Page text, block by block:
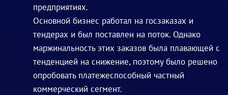
предприятиях.
Основной бизнес работал на госзаказах и
тендерах и был поставлен на поток. Однако
маржинальность этих заказов была плавающей с
тенденцией на снижение, поэтому было решено
опробовать платежеспособный частный
коммерческий сегмент.